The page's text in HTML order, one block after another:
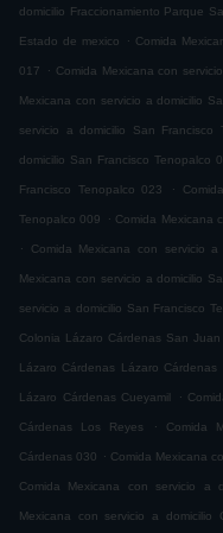
domicilio Fraccionamiento Parque
Estado de mexico . Comida
017 . Comida Mexicana con
Mexicana con servicio a domicilio
servicio a domicilio San Francisco
domicilio San Francisco Tenopalco
Francisco Tenopalco 023 .
Tenopalco 009 . Comida Mexicana
.
Comida Mexicana con servicio
Mexicana con servicio a domicilio
servicio a domicilio San Francisco
Colonia Lázaro Cárdenas San Juan
Lázaro Cárdenas Lázaro Cárdenas
Lázaro Cárdenas Cueyamil .
Cárdenas Los Reyes . Comida
Cárdenas 030 . Comida Mexicana
Comida Mexicana con servicio a
Mexicana con servicio a domicilio